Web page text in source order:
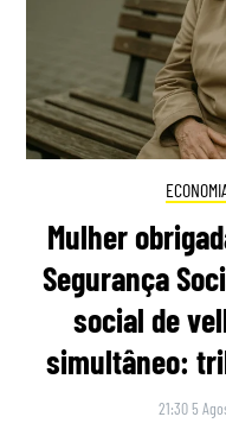
Mulher
Segurança
social de
simultâneo:
21:30 5